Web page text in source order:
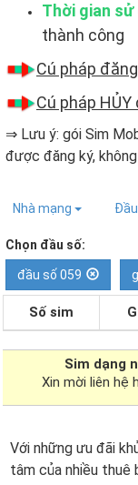
Thời gian sử
thành công
Cú pháp
Cú pháp
⇒ Lưu ý: gói Sim
được đăng ký,
Nhà mạng
Chọn đầu số:
đầu số 059
Số sim
Sim dạng
Xin mời liên hệ
Với những ưu đãi
tâm của nhiều thuê